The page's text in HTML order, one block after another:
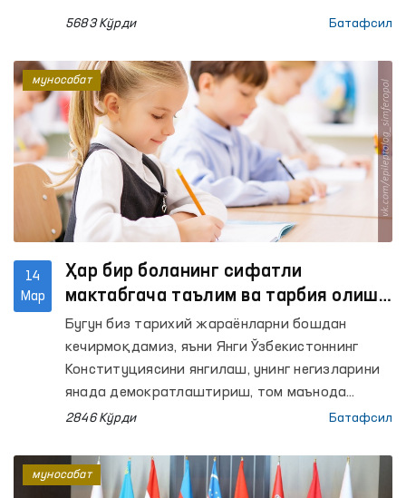
5683 Кўрди Батафсил
14
Мар
Ҳар бир боланинг сифатли
мактабгача таълим ва тарбия олиш
ҳуқуқи Конституцион норма
сифатида таъминланади
Бугун биз тарихий жараёнларни бошдан
кечирмоқдамиз, яъни Янги Ўзбекистоннинг
Конституциясини янгилаш, унинг негизларини
янада демократлаштириш, том маънода
халқчил Конституцияга айлантириш бўйича
келмоқдамиз.
2846 Кўрди Батафсил
муносабат
муносабат